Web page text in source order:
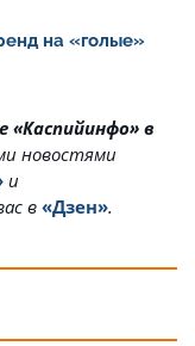
на «голые»
в
новостями
и
в«Дзен».